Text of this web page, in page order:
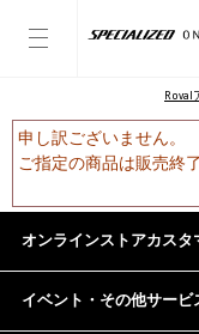
Roval
申し訳ございません。
ご指定の商品は販売終
オンラインストアカスタ
イベント・その他サービ